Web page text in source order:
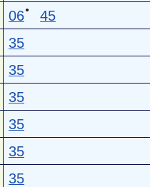
06● 45
35
35
35
35
35
35